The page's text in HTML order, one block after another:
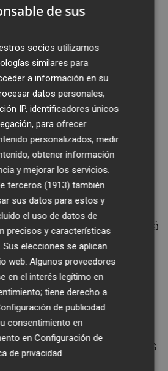
efecto. Desde 2023 se
del 6,7% al 8,7% a las
Lapatronal azulejera
al respecto la
espejo, que
una tasa diferencial a
quieran competir en la
más laxas en aspectos
la India en otros
de la India se está
destinos
también compran a
puede venir
de las
en Estados Unidos.
la plataforma de
Tile, sus exportaciones
un 128% en México, un
de sus
socios utilizamos
similares para
a información en su
datos personales,
IP, identificadores únicos
para ofrecer
personalizados, medir
obtener información
y mejorar los servicios.
terceros (1913) también
sus datos para estos y
el uso de datos de
precisos y características
Sus elecciones se aplican
web. Algunos proveedores
en el interés legítimo en
tiene derecho a
de publicidad
consentimiento en
enConfiguración de
de privacidad